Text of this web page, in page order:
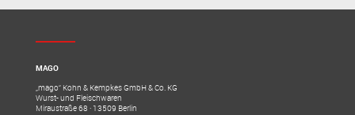
MAGO
„mago“ Kohn & Kempkes GmbH & Co. KG
Wurst- und Fleischwaren
Miraustraße 68 · 13509 Berlin